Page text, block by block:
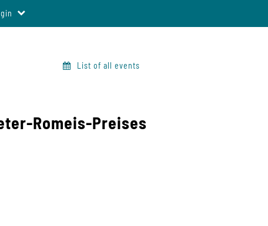
List of all events
Romeis-Preises